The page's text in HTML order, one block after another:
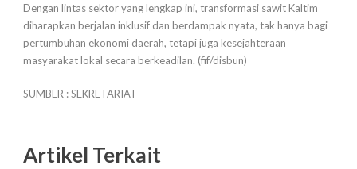
Dengan lintas sektor yang lengkap ini, transformasi sawit Kaltim
diharapkan berjalan inklusif dan berdampak nyata, tak hanya bagi
pertumbuhan ekonomi daerah, tetapi juga kesejahteraan
masyarakat lokal secara berkeadilan. (fif/disbun)
SUMBER : SEKRETARIAT
Artikel Terkait